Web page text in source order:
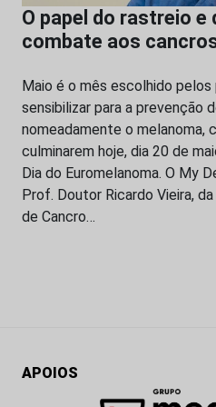
O papel do rastreio e
combate aos
Maio é o mês escolhido
sensibilizar para a prevenção
nomeadamente o melanoma,
culminarem hoje, dia 20 de
Dia do Euromelanoma. O My
Prof. Doutor Ricardo Vieira,
de Cancro…
APOIOS